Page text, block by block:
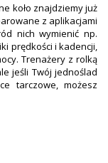
koło znajdziemy już
z aplikacjami
nich wymienić np.
prędkości i kadencji,
Trenażery z rolką
jeśli Twój jednoślad
tarczowe, możesz